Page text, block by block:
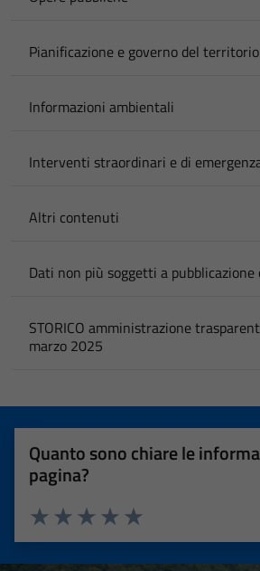
Pianificazione e governo del territorio
Informazioni ambientali
Interventi straordinari e di
Altri contenuti
Dati non più soggetti a
STORICO amministrazione
marzo 2025
Quanto sono chiare le
pagina?
Valuta 5 stelle su 5
Valuta 4 stelle su 5
Valuta 3 stelle su 5
Valuta 2 stelle su 5
Valuta 1 stelle su 5